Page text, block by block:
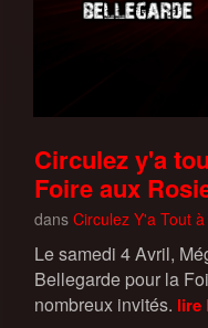
Circulez y'a
Foire aux
dans Circulez Y'a Tout à
Le samedi 4 Avril,
Bellegarde pour la
nombreux invités. lire